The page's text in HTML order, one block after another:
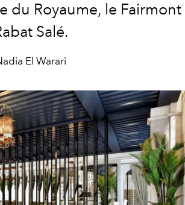
du Royaume, le Fairmont
Salé.
El Warari